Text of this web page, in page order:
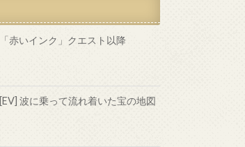
「赤いインク」クエスト以降
[EV] 波に乗って流れ着いた宝の地図